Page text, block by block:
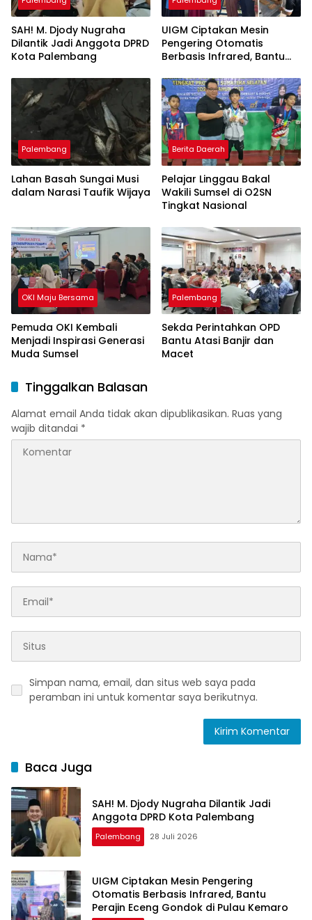
SAH! M. Djody Nugraha
Dilantik Jadi Anggota DPRD
Kota Palembang
UIGM Ciptakan Mesin
Pengering Otomatis
Berbasis Infrared, Bantu
Pulau Kemaro
Palembang
Lahan Basah Sungai Musi
dalam Narasi Taufik Wijaya
Berita Daerah
Pelajar Linggau Bakal
Wakili Sumsel di O2SN
Tingkat Nasional
OKI Maju Bersama
Pemuda OKI Kembali
Menjadi Inspirasi Generasi
Muda Sumsel
Palembang
Sekda Perintahkan OPD
Bantu Atasi Banjir dan
Macet
Tinggalkan Balasan
Alamat email Anda tidak akan dipublikasikan. Ruas yang
wajib ditandai *
Simpan nama, email, dan situs web saya pada
peramban ini untuk komentar saya berikutnya.
Baca Juga
SAH! M. Djody Nugraha Dilantik Jadi
Anggota DPRD Kota Palembang
Palembang 28 Juli 2026
UIGM Ciptakan Mesin Pengering
Otomatis Berbasis Infrared, Bantu
Perajin Eceng Gondok di Pulau Kemaro